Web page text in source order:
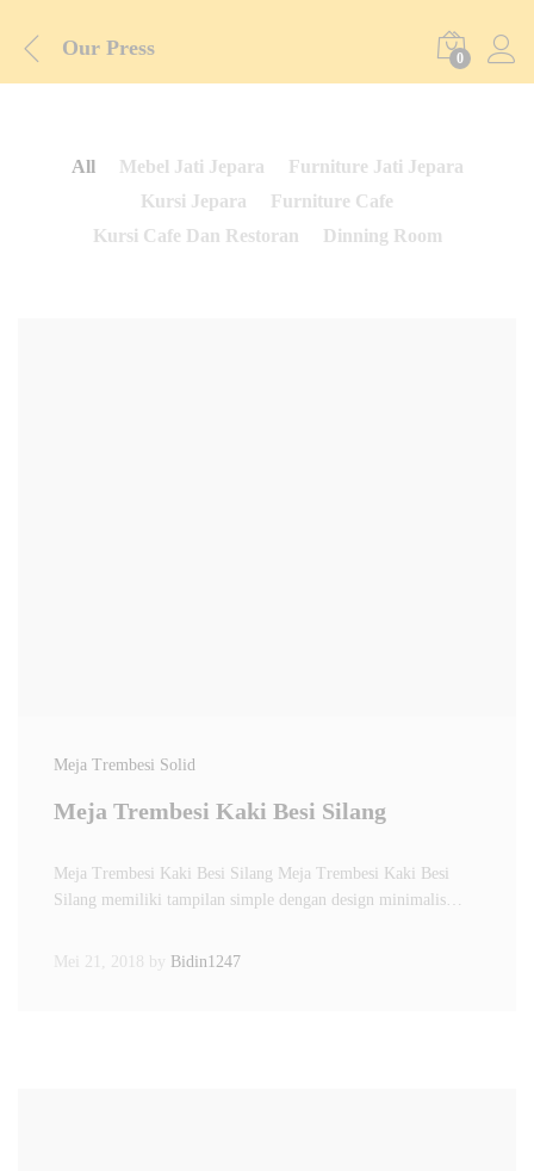
Our Press 0
All Mebel Jati Jepara
Furniture Jati Jepara
Kursi Jepara
Furniture Cafe
Kursi Cafe Dan Restoran
Dinning Room
Meja Trembesi Solid
Meja Trembesi Kaki Besi Silang
Meja Trembesi Kaki Besi Silang Meja Trembesi Kaki Besi
Silang memiliki tampilan simple dengan design minimalis…
Mei 21, 2018 by Bidin1247